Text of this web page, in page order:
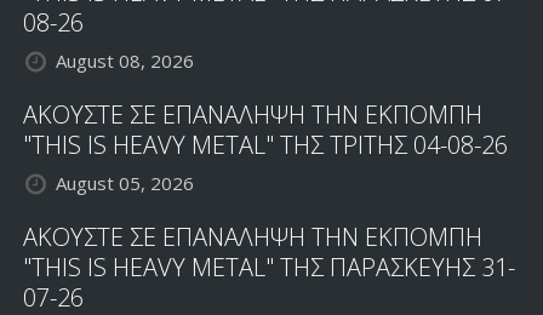
08-26
August 08, 2026
ΑΚΟΥΣΤΕ ΣΕ ΕΠΑΝΑΛΗΨΗ ΤΗΝ ΕΚΠΟΜΠΗ
"THIS IS HEAVY METAL" ΤΗΣ ΤΡΙΤΗΣ 04-08-26
August 05, 2026
ΑΚΟΥΣΤΕ ΣΕ ΕΠΑΝΑΛΗΨΗ ΤΗΝ ΕΚΠΟΜΠΗ
"THIS IS HEAVY METAL" ΤΗΣ ΠΑΡΑΣΚΕΥΗΣ 31-
07-26